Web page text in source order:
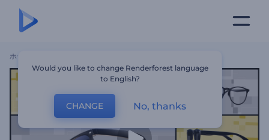
ホーム
Would you like to change Renderforest language
to English?
CHANGE No, thanks